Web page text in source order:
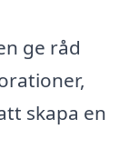
ge råd
skapa en